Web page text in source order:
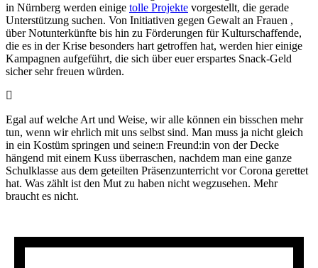
in Nürnberg werden einige tolle Projekte vorgestellt, die gerade
Unterstützung suchen. Von Initiativen gegen Gewalt an Frauen ,
über Notunterkünfte bis hin zu Förderungen für Kulturschaffende,
die es in der Krise besonders hart getroffen hat, werden hier einige
Kampagnen aufgeführt, die sich über euer erspartes Snack-Geld
sicher sehr freuen würden.
Egal auf welche Art und Weise, wir alle können ein bisschen mehr
tun, wenn wir ehrlich mit uns selbst sind. Man muss ja nicht gleich
in ein Kostüm springen und seine:n Freund:in von der Decke
hängend mit einem Kuss überraschen, nachdem man eine ganze
Schulklasse aus dem geteilten Präsenzunterricht vor Corona gerettet
hat. Was zählt ist den Mut zu haben nicht wegzusehen. Mehr
braucht es nicht.